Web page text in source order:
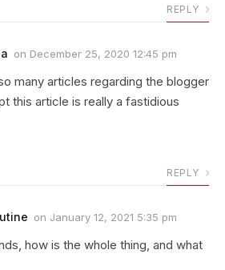
REPLY
on December 25, 2020 12:45 pm
many articles regarding the blogger
this article is really a fastidious
REPLY
on January 12, 2021 5:35 pm
how is the whole thing, and what